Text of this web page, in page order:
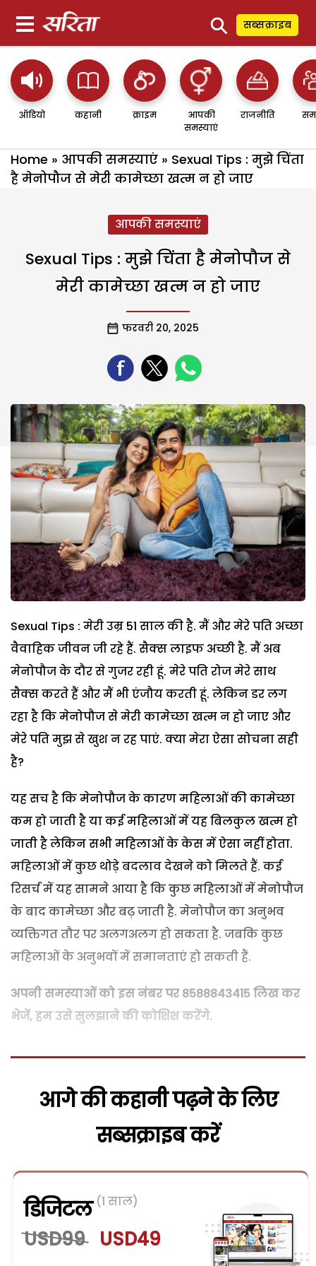
⚲ सब्सक्राइब
ऑडियो कहानी क्राइम
आपकी
समस्याएं
राजनीति
Home » आपकी समस्याएं » Sexual Tips : मुझे चिंता
है मेनोपौज से मेरी कामेच्छा खत्म न हो जाए
आपकी समस्याएं
Sexual Tips : मुझे चिंता है मेनोपौज से
मेरी कामेच्छा खत्म न हो जाए
फरवरी 20, 2025
Sexual Tips : मेरी उम्र 51 साल की है. मैं और मेरे पति अच्छा
वैवाहिक जीवन जी रहे हैं. सैक्स लाइफ अच्छी है. मैं अब
मेनोपौज के दौर से गुजर रही हूं. मेरे पति रोज मेरे साथ
सैक्स करते हैं और मैं भी एंजौय करती हूं. लेकिन डर लग
रहा है कि मेनोपौज से मेरी कामेच्छा खत्म न हो जाए और
मेरे पति मुझ से खुश न रह पाएं. क्या मेरा ऐसा सोचना सही
है?
यह सच है कि मेनोपौज के कारण महिलाओं की कामेच्छा
कम हो जाती है या कई महिलाओं में यह बिलकुल खत्म हो
जाती है लेकिन सभी महिलाओं के केस में ऐसा नहीं होता.
महिलाओं में कुछ थोड़े बदलाव देखने को मिलते हैं. कई
रिसर्च में यह सामने आया है कि कुछ महिलाओं में मेनोपौज
के बाद कामेच्छा और बढ़ जाती है. मेनोपौज का अनुभव
व्यक्तिगत तौर पर अलगअलग हो सकता है. जबकि कुछ
महिलाओंके अनुभवों मेंसमानताएंहो सकती हैं.
अपनी समस्‍याओं को इस नंबर पर 8588843415 लिख कर
भेजें, हम उसे सुलझाने की कोशिश करेंगे.
आगे की कहानी पढ़ने के लिए
सब्सक्राइब करें
डिजिटल (1 साल)
USD99 USD49